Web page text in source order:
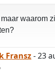
waarom
Fransz- 23